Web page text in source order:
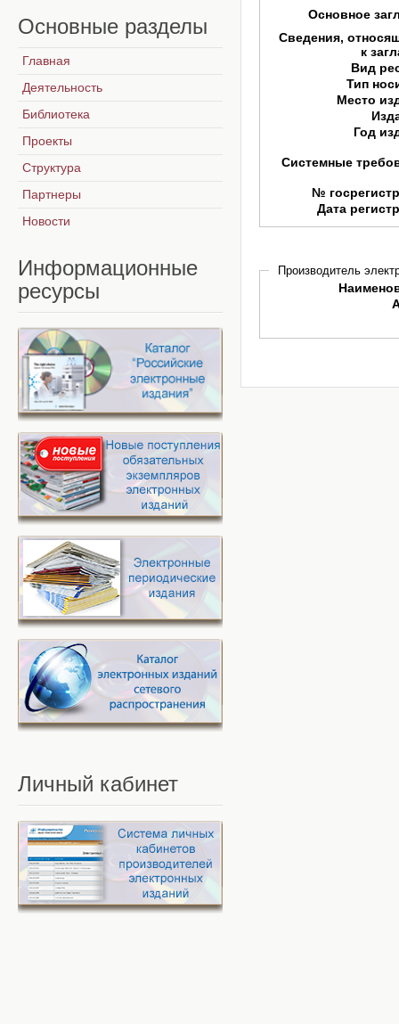
Основное
Сведения,
к
Вид
Тип
Место
Год
Системные
№
Дата
Производитель
Основные разделы
Главная
Деятельность
Библиотека
Проекты
Структура
Партнеры
Новости
Информационные
ресурсы
Личный кабинет